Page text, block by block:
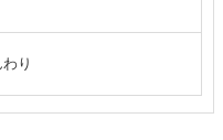
り